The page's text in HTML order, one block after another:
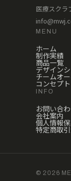
医療スクラ
MENU
ホーム
制作実績
商品一覧
デザイン
チームオ
コンセプト
INFO
お問い合
会社案内
個人情報
特定商取
© 2026